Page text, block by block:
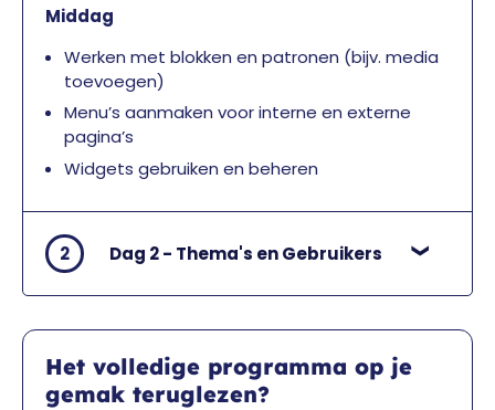
Middag
Werken met blokken en patronen (bijv. media
toevoegen)
Menu’s aanmaken voor interne en externe
pagina’s
Widgets gebruiken en beheren
2 Dag 2 - Thema's en Gebruikers
Het volledige programma op je
gemak teruglezen?